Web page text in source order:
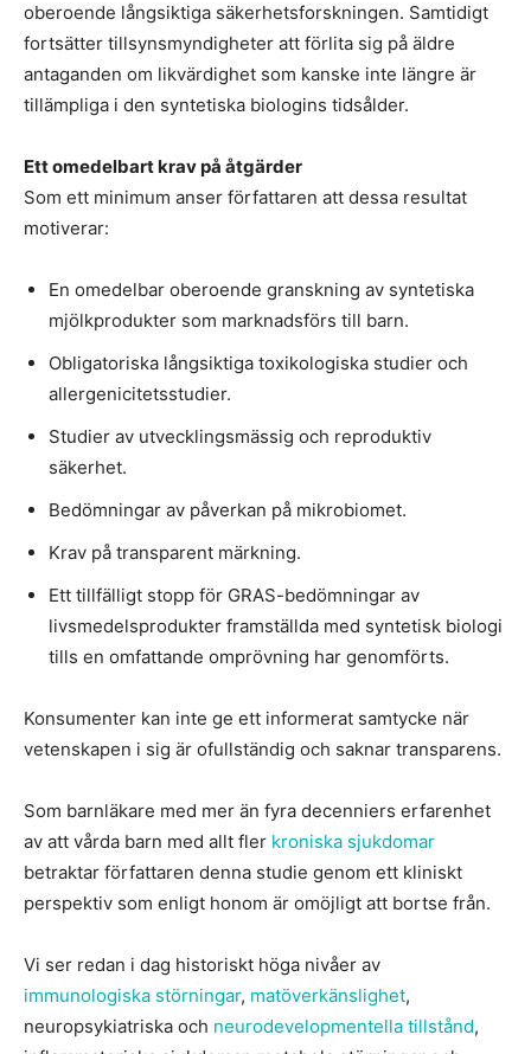
oberoende långsiktiga säkerhetsforskningen. Samtidigt
fortsätter tillsynsmyndigheter att förlita sig på äldre
antaganden om likvärdighet som kanske inte längre är
tillämpliga i den syntetiska biologins tidsålder.
Ett omedelbart krav på åtgärder
Som ett minimum anser författaren att dessa resultat
motiverar:
En omedelbar oberoende granskning av syntetiska
mjölkprodukter som marknadsförs till barn.
Obligatoriska långsiktiga toxikologiska studier och
allergenicitetsstudier.
Studier av utvecklingsmässig och reproduktiv
säkerhet.
Bedömningar av påverkan på mikrobiomet.
Krav på transparent märkning.
Ett tillfälligt stopp för GRAS-bedömningar av
livsmedelsprodukter framställda med syntetisk biologi
tills en omfattande omprövning har genomförts.
Konsumenter kan inte ge ett informerat samtycke när
vetenskapen i sig är ofullständig och saknar transparens.
Som barnläkare med mer än fyra decenniers erfarenhet
av att vårda barn med allt fler kroniska sjukdomar
betraktar författaren denna studie genom ett kliniskt
perspektiv som enligt honom är omöjligt att bortse från.
Vi ser redan i dag historiskt höga nivåer av
immunologiska störningar, matöverkänslighet,
neuropsykiatriska och neurodevelopmentella tillstånd,